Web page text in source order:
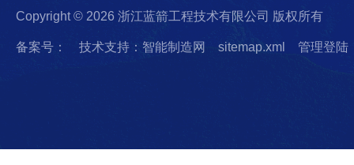
Copyright © 2026 浙江蓝箭工程技术有限公司 版权所有
备案号： 技术支持：智能制造网 sitemap.xml 管理登陆